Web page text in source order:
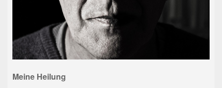
Meine Heilung